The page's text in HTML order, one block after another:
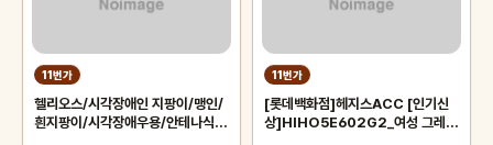
11번가
헬리오스/시각장애인 지팡이/맹인/
흰지팡이/시각장애우용/안테나식/
11번가
[롯데백화점]헤지스ACC [인기신
상]HIHO5E602G2_여성 그레이